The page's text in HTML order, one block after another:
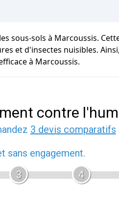
sous-sols à Marcoussis.
et d'insectes nuisibles.
à Marcoussis.
contre
3 devis comparatifs
sans engagement.
3 4